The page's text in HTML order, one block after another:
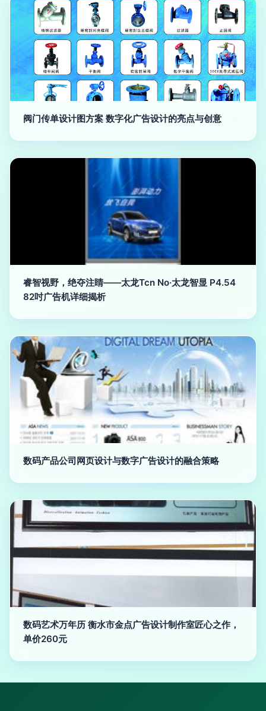
阀门传单设计图方案 数字化广告设计的亮点与创意
睿智视野，绝夺注睛——太龙Tcn No·太龙智显 P4.54
82吋广告机详细揭析
数码产品公司网页设计与数字广告设计的融合策略
数码艺术万年历 衡水市金点广告设计制作室匠心之作，
单价260元